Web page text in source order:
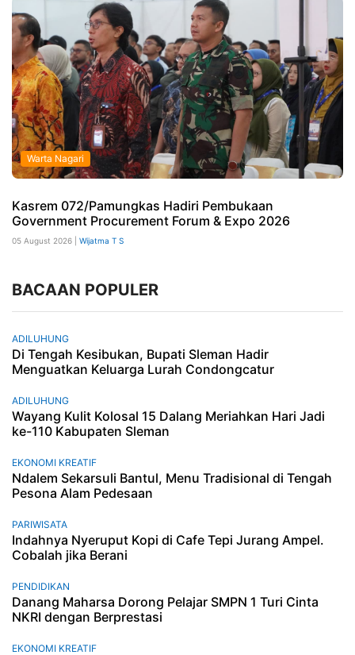
Warta Nagari
Kasrem 072/Pamungkas Hadiri Pembukaan
Government Procurement Forum & Expo 2026
05 August 2026 | Wijatma T S
BACAAN POPULER
ADILUHUNG
Di Tengah Kesibukan, Bupati Sleman Hadir
Menguatkan Keluarga Lurah Condongcatur
ADILUHUNG
Wayang Kulit Kolosal 15 Dalang Meriahkan Hari Jadi
ke-110 Kabupaten Sleman
EKONOMI KREATIF
Ndalem Sekarsuli Bantul, Menu Tradisional di Tengah
Pesona Alam Pedesaan
PARIWISATA
Indahnya Nyeruput Kopi di Cafe Tepi Jurang Ampel.
Cobalah jika Berani
PENDIDIKAN
Danang Maharsa Dorong Pelajar SMPN 1 Turi Cinta
NKRI dengan Berprestasi
EKONOMI KREATIF